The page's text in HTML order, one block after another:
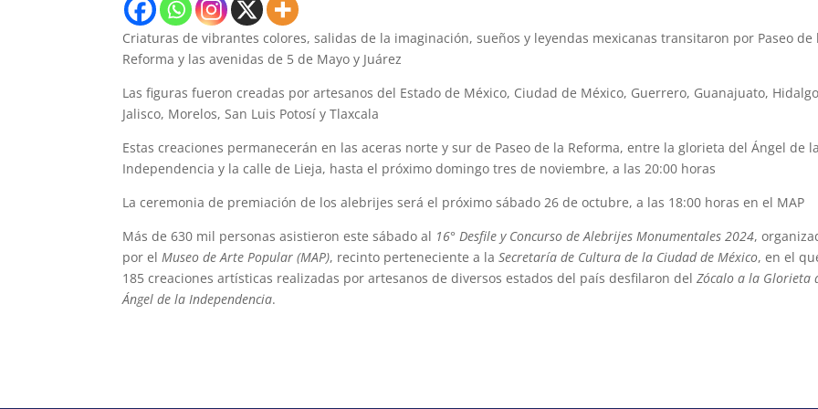
Criaturas de vibrantes colores, salidas de la imaginación, sueños y leyendas mexicanas transitaron por Paseo de
Reforma y las avenidas de 5 de Mayo y Juárez
Las figuras fueron creadas por artesanos del Estado de México, Ciudad de México, Guerrero, Guanajuato,
Jalisco, Morelos, San Luis Potosí y Tlaxcala
Estas creaciones permanecerán en las aceras norte y sur de Paseo de la Reforma, entre la glorieta del Ángel de la
Independencia y la calle de Lieja, hasta el próximo domingo tres de noviembre, a las 20:00 horas
La ceremonia de premiación de los alebrijes será el próximo sábado 26 de octubre, a las 18:00 horas en el MAP
Más de 630 mil personas asistieron este sábado al 16° Desfile y Concurso de Alebrijes Monumentales 2024,
por elMuseo de Arte Popular (MAP), recinto perteneciente a laSecretaría de Cultura de la Ciudad de México, en el
185 creaciones artísticas realizadas por artesanos de diversos estados del país desfilaron delZócalo a la Glorieta
Ángel de la Independencia.